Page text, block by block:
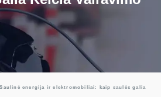
energija ir elektromobiliai: kaip saulės galia